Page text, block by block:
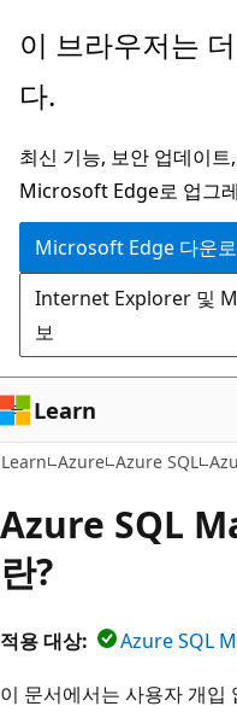
주
콘
츠
로
건
너
뛰
기
이 브라우저는
다.
최신 기능, 보안 업데이
Microsoft Edge로 업그
Microsoft Edge 다운
Internet Explorer 및
보
Learn
Learn Azure Azure SQL
Azure SQL
란?
적용 대상:
Azure SQL
이 문서에서는 사용자 개입